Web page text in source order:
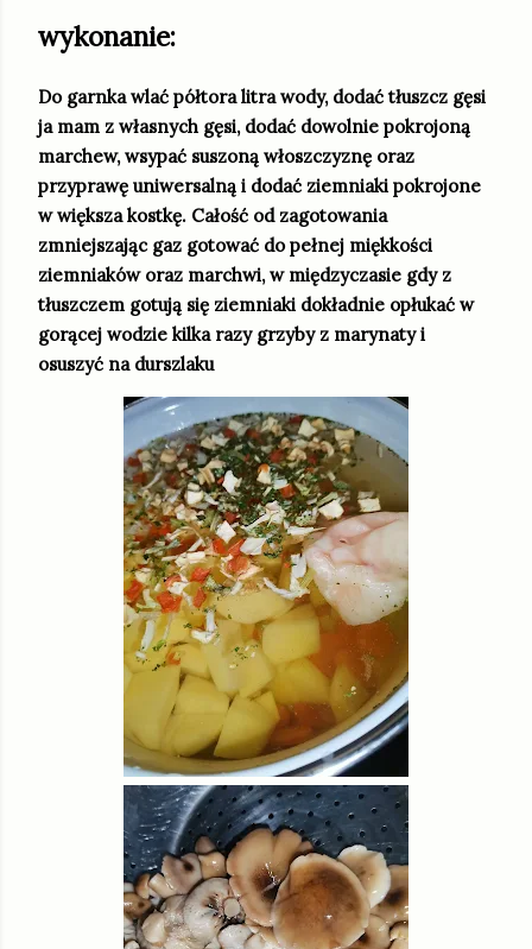
wykonanie:
Do garnka wlać półtora litra wody, dodać tłuszcz gęsi
ja mam z własnych gęsi, dodać dowolnie pokrojoną
marchew, wsypać suszoną włoszczyznę oraz
przyprawę uniwersalną i dodać ziemniaki pokrojone
w większa kostkę. Całość od zagotowania
zmniejszając gaz gotować do pełnej miękkości
ziemniaków oraz marchwi, w międzyczasie gdy z
tłuszczem gotują się ziemniaki dokładnie opłukać w
gorącej wodzie kilka razy grzyby z marynaty i
osuszyć na durszlaku